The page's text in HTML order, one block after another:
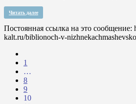
Читать далее
Постоянная ссылка на это сообщение:
kalt.ru/biblionoch-v-
1
…
8
9
10